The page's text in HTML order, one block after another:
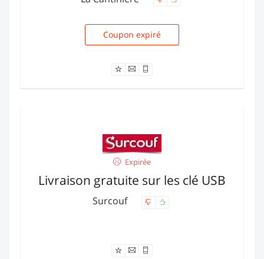
FDM2
Coupon expiré
Expirée
Livraison gratuite sur les clé USB
Surcouf